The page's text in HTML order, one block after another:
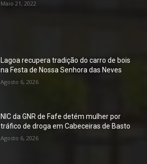
Maio 21, 2022
Lagoa recupera tradição do carro de bois
na Festa de Nossa Senhora das Neves
Agosto 6, 2026
NIC da GNR de Fafe detém mulher por
tráfico de droga em Cabeceiras de Basto
Agosto 6, 2026